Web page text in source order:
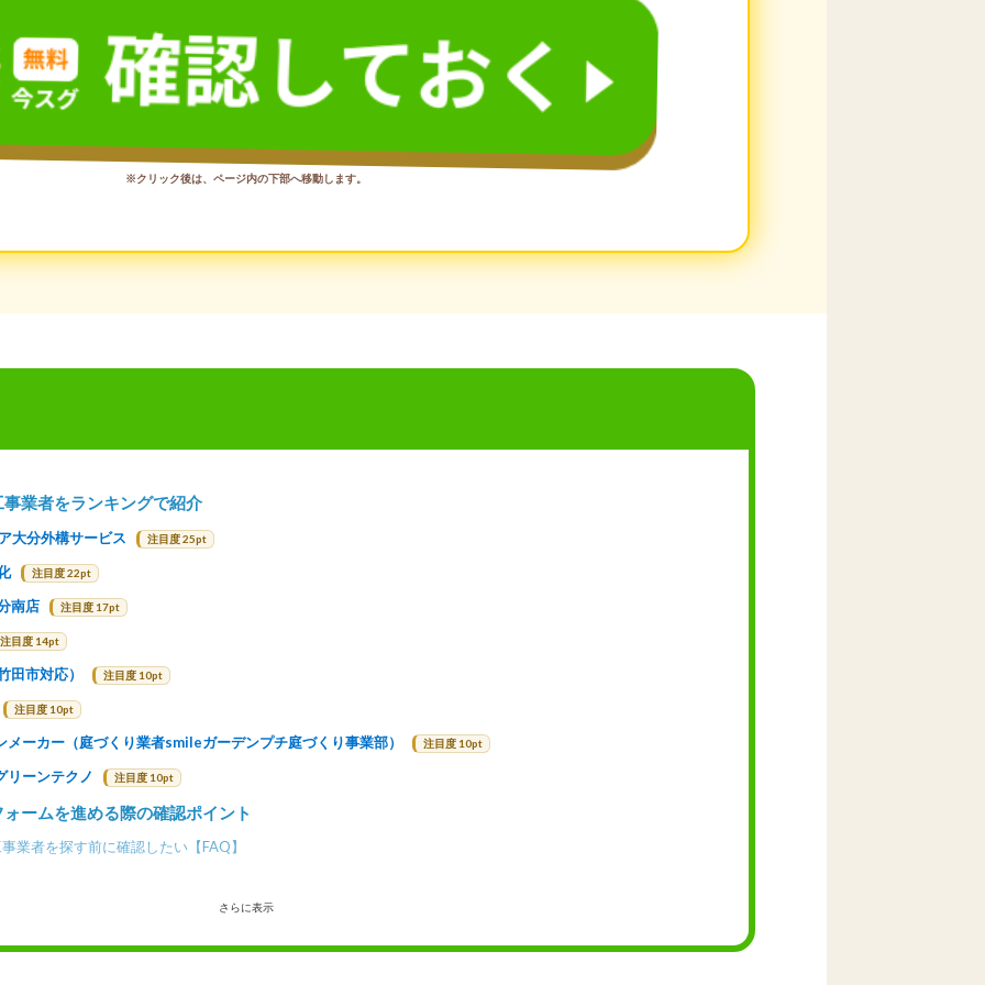
※クリック後は、ページ内の下部へ移動します。
業者をランキングで紹介
大分外構サービス 注目度 25pt
注目度 22pt
南店 注目度 17pt
注目度 14pt
田市対応） 注目度 10pt
注目度 10pt
メーカー（庭づくり業者smileガーデンプチ庭づくり事業部） 注目度 10pt
リーンテクノ 注目度 10pt
ームを進める際の確認ポイント
業者を探す前に確認したい【FAQ】
さらに表示